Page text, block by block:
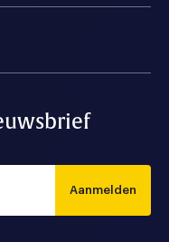
Aanmelden